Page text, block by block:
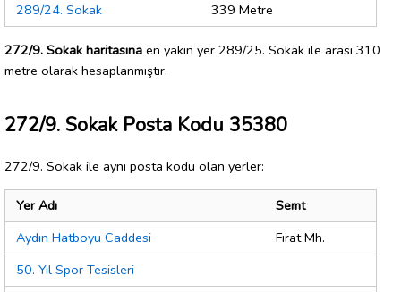
289/24. Sokak
339 Metre
272/9. Sokak haritasına en yakın yer 289/25. Sokak ile arası 310
metre olarak hesaplanmıştır.
272/9. Sokak Posta Kodu 35380
272/9. Sokak ile aynı posta kodu olan yerler:
Yer Adı
Semt
Aydın Hatboyu Caddesi
Fırat Mh.
50. Yıl Spor Tesisleri